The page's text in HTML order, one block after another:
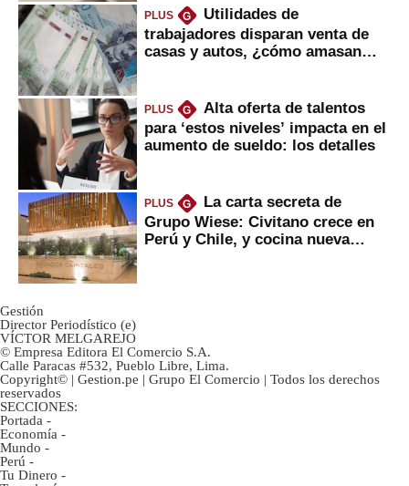
PLUS G
Utilidades de
trabajadores disparan venta de
casas y autos, ¿cómo amasan
PLUS G
Alta oferta de talentos
para ‘estos niveles’ impacta en el
aumento de sueldo: los detalles
PLUS G
La carta secreta de
Grupo Wiese: Civitano crece en
Perú y Chile, y cocina nueva
Gestión
Director Periodístico (e)
VÍCTOR MELGAREJO
© Empresa Editora El Comercio S.A.
Calle Paracas #532, Pueblo Libre, Lima.
Copyright© | Gestion.pe | Grupo El Comercio | Todos los derechos
reservados
SECCIONES:
Portada -
Economía -
Mundo -
Perú -
Tu Dinero -